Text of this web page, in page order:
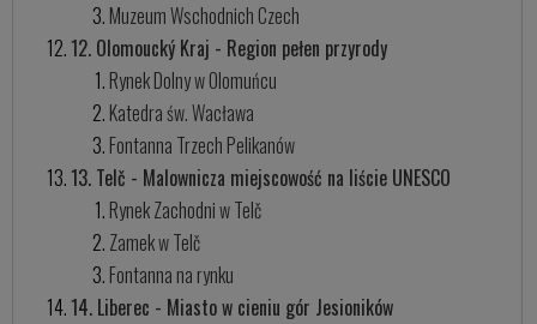
Muzeum Wschodnich Czech
12. Olomoucký Kraj - Region pełen przyrody
Rynek Dolny w Olomuńcu
Katedra św. Wacława
Fontanna Trzech Pelikanów
13. Telč - Malownicza miejscowość na liście UNESCO
Rynek Zachodni w Telč
Zamek w Telč
Fontanna na rynku
14. Liberec - Miasto w cieniu gór Jesioników